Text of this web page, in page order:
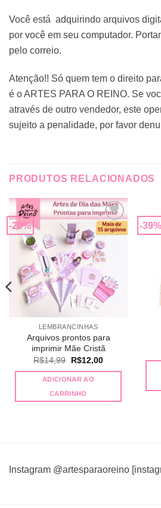
Você está adquirindo arquivos
por você em seu computador.
pelo correio.
Atenção!! Só quem tem o direito
é o ARTES PARA O REINO. Se
através de outro vendedor, este
sujeito a penalidade, por favor
PRODUTOS RELACIONADOS
-20%
Adicionar
a lista de
desejos
LEMBRANCINHAS
Arquivos prontos para
imprimir Mãe Cristã
R$14,99 O
original
era:
R$14,99.
R$12,00O
ADICIONAR AO
CARRINHO
-39%
Instagram @artesparaoreino